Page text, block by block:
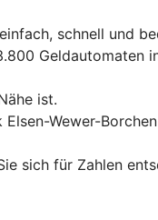
schnell und
ist.
Wewer-
sich für Zahlen